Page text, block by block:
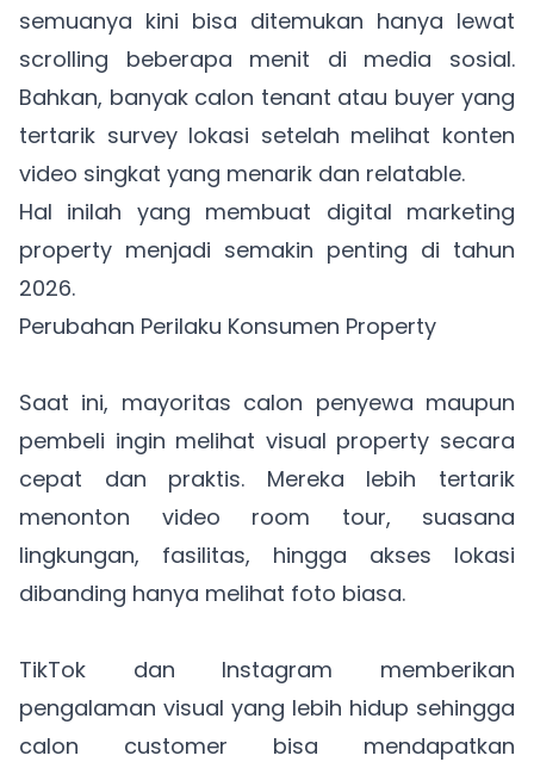
semuanya kini bisa ditemukan hanya lewat
scrolling beberapa menit di media sosial.
Bahkan, banyak calon tenant atau buyer yang
tertarik survey lokasi setelah melihat konten
video singkat yang menarik dan relatable.
Hal inilah yang membuat digital marketing
property menjadi semakin penting di tahun
2026.
Perubahan Perilaku Konsumen Property
Saat ini, mayoritas calon penyewa maupun
pembeli ingin melihat visual property secara
cepat dan praktis. Mereka lebih tertarik
menonton video room tour, suasana
lingkungan, fasilitas, hingga akses lokasi
dibanding hanya melihat foto biasa.
TikTok dan Instagram memberikan
pengalaman visual yang lebih hidup sehingga
calon customer bisa mendapatkan